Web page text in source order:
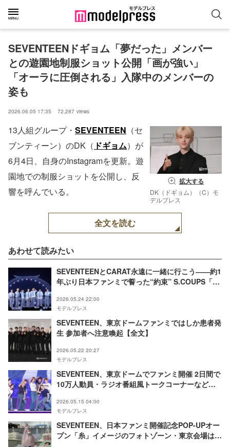
SEVENTEENドギョム「夢だった」メンバー
との遊園地制服ショット公開「画が強い」
「オーラに圧倒される」入隊中のメンバーの
姿も
2026.06.05 17:35 72,287 views
拡大する
DK（ドギョム）（C）モ
デルプレス
13人組グループ・ SEVENTEEN （セ
ブンティーン）のDK（ ドギョム）が
6月4日、自身のInstagramを更新。遊
園地での制服ショットを公開し、反
響を呼んでいる。
全文を読む
あわせて読みたい
SEVENTEENとCARAT永遠に一緒に行こう――約1
年ぶり日本ファンミで誓った“約束” S.COUPS「メ
2026.05.24 22:00
モデルプレス
SEVENTEEN、東京ドームファンミではしか患者発
生 参加者へ注意喚起【全文】
2026.05.22 20:27
モデルプレス
SEVENTEEN、東京ドームでファンミ開催 2日間で
10万人動員・ラジオ番組風トークコーナーなど企
2026.05.15 04:00
モデルプレス
SEVENTEEN、日本ファンミ開催記念POP-UPオー
プン「糸」イメージのフォトゾーン・東京会場は